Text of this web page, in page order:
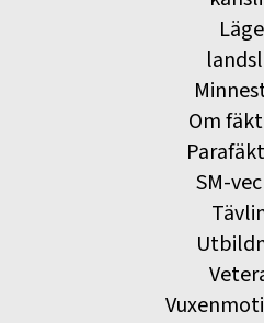
Om
SM-